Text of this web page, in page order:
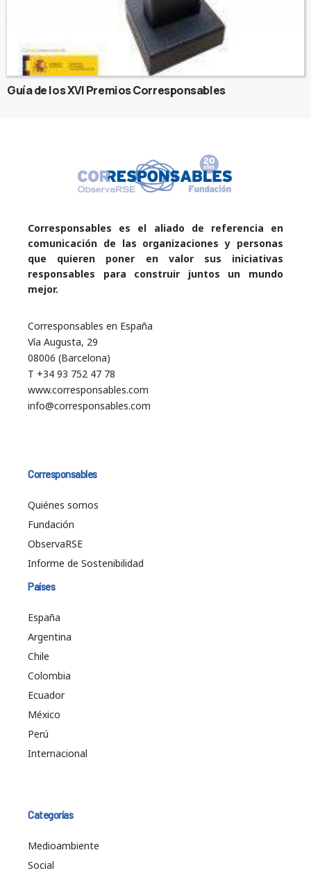
Guía de los XVI Premios Corresponsables
Corresponsables es el aliado de referencia en
comunicación de las organizaciones y personas
que quieren poner en valor sus iniciativas
responsables para construir juntos un mundo
mejor.
Corresponsables en España
Vía Augusta, 29
08006 (Barcelona)
T +34 93 752 47 78
www.corresponsables.com
info@corresponsables.com
Corresponsables
Quiénes somos
Fundación
ObservaRSE
Informe de Sostenibilidad
Países
España
Argentina
Chile
Colombia
Ecuador
México
Perú
Internacional
Categorías
Medioambiente
Social